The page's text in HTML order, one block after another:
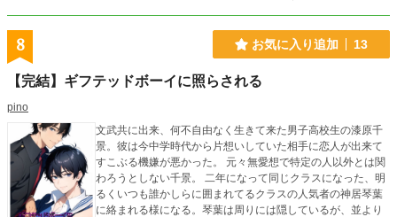
8 お気に入り追加 13
【完結】ギフテッドボーイに照らされる
pino
文武共に出来、何不自由なく生きて来た男子高校生の漆原千
景。彼は今中学時代から片想いしていた相手に恋人が出来て
すこぶる機嫌が悪かった。 元々無愛想で特定の人以外とは関
わろうとしない千景。 二年になって同じクラスになった、明
るくいつも誰かしらに囲まれてるクラスの人気者の神居琴葉
に絡まれる様になる。琴葉は周りには隠しているが、並より